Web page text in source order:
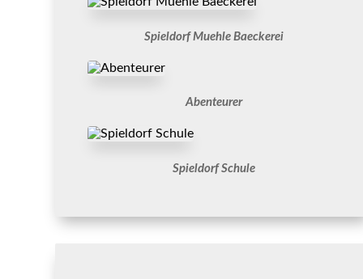
Spieldorf Muehle Baeckerei
Abenteurer
Spieldorf Schule